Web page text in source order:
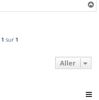
a
1 sur 1
Aller